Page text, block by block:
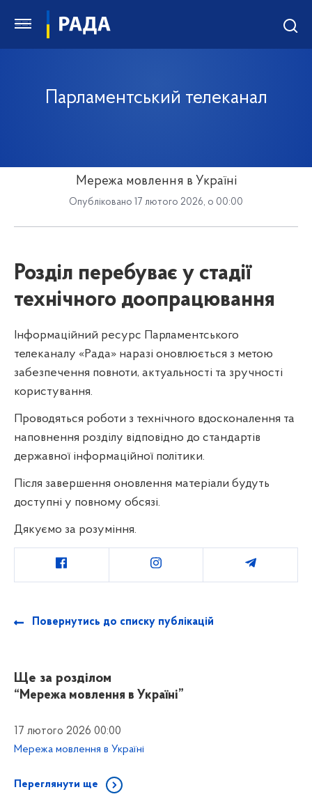
Парламентський телеканал
Мережа мовлення в Україні
Опубліковано 17 лютого 2026, о 00:00
Розділ перебуває у стадії
технічного доопрацювання
Інформаційний ресурс Парламентського
телеканалу «Рада» наразі оновлюється з метою
забезпечення повноти, актуальності та зручності
користування.
Проводяться роботи з технічного вдосконалення та
наповнення розділу відповідно до стандартів
державної інформаційної політики.
Після завершення оновлення матеріали будуть
доступні у повному обсязі.
Дякуємо за розуміння.
Повернутись до списку публікацій
Ще за розділом
“Мережа мовлення в Україні”
17 лютого 2026 00:00
Мережа мовлення в Україні
Переглянути ще